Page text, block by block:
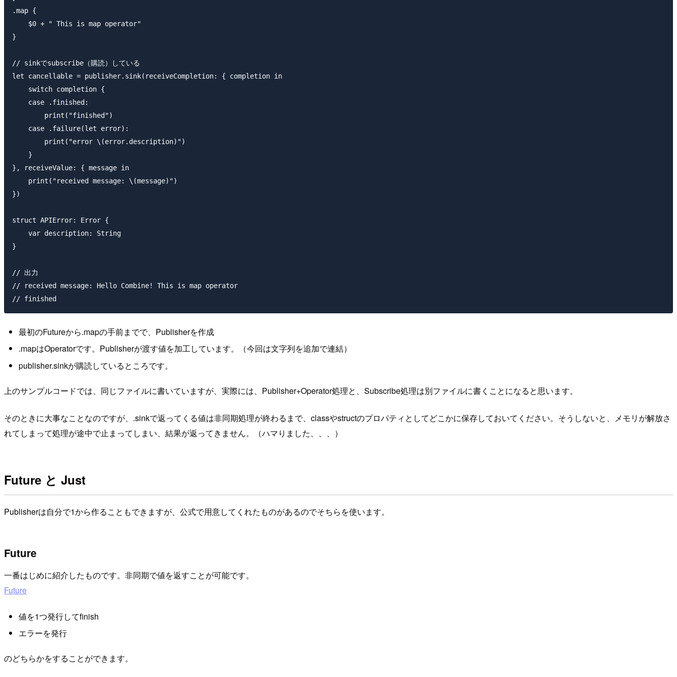
.map {
    $0 + " This is map operator"
}
// sinkでsubscribe（購読）している
let cancellable = publisher.sink(receiveCompletion: { completion in
    switch completion {
    case .finished:
        print("finished")
    case .failure(let error):
        print("error \(error.description)")
    }
}, receiveValue: { message in
    print("received message: \(message)")
})
struct APIError: Error {
    var description: String
}
// 出力
// received message: Hello Combine! This is map operator
最初のFutureから.mapの手前までで、Publisherを作成
.mapはOperatorです。Publisherが渡す値を加工しています。（今回は文字列を追加で連結）
publisher.sinkが購読しているところです。
上のサンプルコードでは、同じファイルに書いていますが、実際には、Publisher+Operator処理と、Subscribe処理は別ファイルに書くことになると思います。
そのときに大事なことなのですが、.sinkで返ってくる値は非同期処理が終わるまで、classやstructのプロパティとしてどこかに保存しておいてください。そうしないと、メモリが解放さ
れてしまって処理が途中で止まってしまい、結果が返ってきません。（ハマりました、、、）
Future と Just
Publisherは自分で1から作ることもできますが、公式で用意してくれたものがあるのでそちらを使います。
Future
一番はじめに紹介したものです。非同期で値を返すことが可能です。
Future
値を1つ発行してfinish
エラーを発行
のどちらかをすることができます。